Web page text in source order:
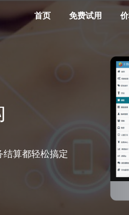
首页 免费试用
构运营效率
算都轻松搞定